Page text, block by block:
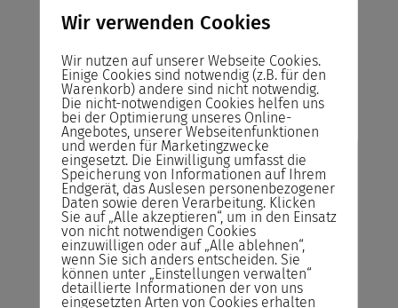
Alle Seminarräume sind freundlich und
hell ausgestattet mit einer
hochwertigen Infrastruktur.
Risikofreies Buchen
unserer Seminare
Abrechnung
Sie zahlen das Seminar erst nach der
Durchführung und nicht im Voraus!
Wir verwenden Cookies
Wir nutzen auf unserer Webseite Cookies.
Einige Cookies sind notwendig (z.B. für den
Warenkorb) andere sind nicht notwendig.
Die nicht-notwendigen Cookies helfen uns
bei der Optimierung unseres Online-
Angebotes, unserer Webseitenfunktionen
und werden für Marketingzwecke
eingesetzt. Die Einwilligung umfasst die
Speicherung von Informationen auf Ihrem
Endgerät, das Auslesen personenbezogener
Daten sowie deren Verarbeitung. Klicken
Sie auf „Alle akzeptieren“, um in den Einsatz
von nicht notwendigen Cookies
einzuwilligen oder auf „Alle ablehnen“,
wenn Sie sich anders entscheiden. Sie
können unter „Einstellungen verwalten“
detaillierte Informationen der von uns
eingesetzten Arten von Cookies erhalten